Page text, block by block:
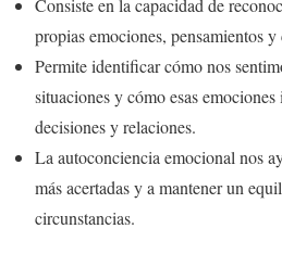
Consiste en la capacidad de
propias emociones, pensamientos
Permite identificar cómo nos
situaciones y cómo esas
decisiones y relaciones.
La autoconciencia emocional nos
más acertadas y a mantener un
circunstancias.